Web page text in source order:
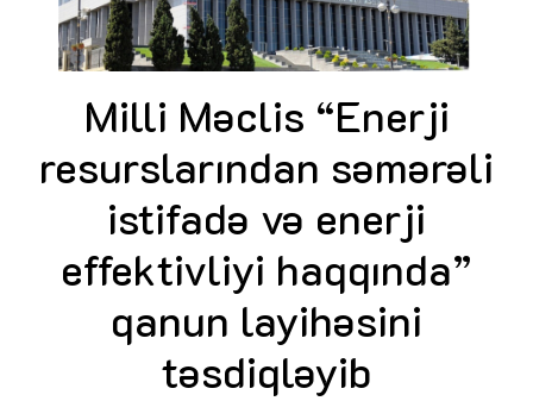
Milli Məclis “Enerji
resurslarından səmərəli
istifadə və enerji
effektivliyi haqqında”
qanun layihəsini
təsdiqləyib